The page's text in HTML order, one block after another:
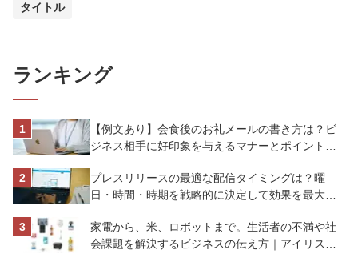
タイトル
ランキング
【例文あり】会食後のお礼メールの書き方は？ビ
ジネス相手に好印象を与えるマナーとポイントを
プレスリリースの最適な配信タイミングは？曜
日・時間・時期を戦略的に決定して効果を最大化
家電から、米、ロボットまで。生活者の不満や社
会課題を解決するビジネスの伝え方｜アイリスオ